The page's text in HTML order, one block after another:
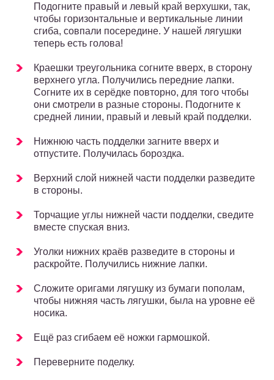
Подогните правый и левый край верхушки, так,
чтобы горизонтальные и вертикальные линии
сгиба, совпали посередине. У нашей лягушки
теперь есть голова!
Краешки треугольника согните вверх, в сторону
верхнего угла. Получились передние лапки.
Согните их в серёдке повторно, для того чтобы
они смотрели в разные стороны. Подогните к
средней линии, правый и левый край подделки.
Нижнюю часть подделки загните вверх и
отпустите. Получилась бороздка.
Верхний слой нижней части подделки разведите
в стороны.
Торчащие углы нижней части подделки, сведите
вместе спуская вниз.
Уголки нижних краёв разведите в стороны и
раскройте. Получились нижние лапки.
Сложите оригами лягушку из бумаги пополам,
чтобы нижняя часть лягушки, была на уровне её
носика.
Ещё раз сгибаем её ножки гармошкой.
Переверните поделку.